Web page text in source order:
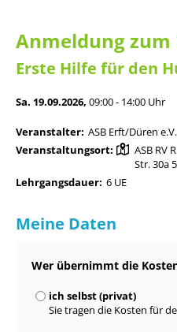
Anmeldung zum
Erste Hilfe für den
Sa. 19.09.2026, 09:00 - 14:00 Uhr
Veranstalter: ASB Erft/Düren e.V.
Veranstaltungsort:
ASB RV
Str. 30a
Lehrgangsdauer: 6 UE
Meine Daten
Wer übernimmt die
ich selbst (privat)
Sie tragen die Kosten für